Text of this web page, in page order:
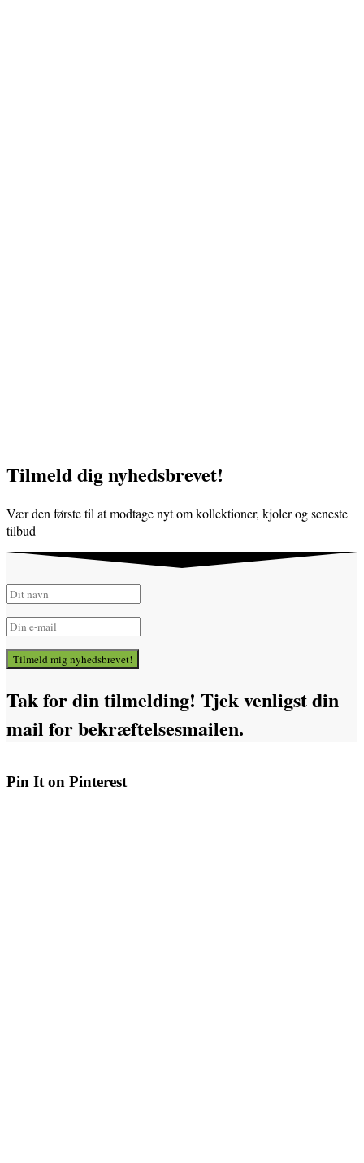
Tilmeld dig nyhedsbrevet!
Vær den første til at modtage nyt om kollektioner, kjoler og seneste
tilbud
Tilmeld mig nyhedsbrevet!
Tak for din tilmelding! Tjek venligst din
mail for bekræftelsesmailen.
Pin It on Pinterest